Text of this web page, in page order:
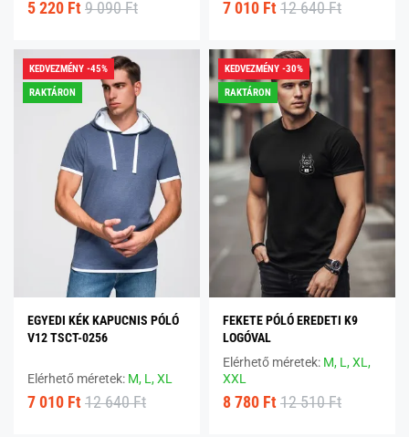
5 220 Ft 9 090 Ft 7 010 Ft 12 640 Ft
KEDVEZMÉNY -45%
RAKTÁRON
EGYEDI KÉK KAPUCNIS PÓLÓ
V12 TSCT-0256
Elérhető méretek: M, L,XL
7 010 Ft 12 640 Ft
KEDVEZMÉNY -30%
RAKTÁRON
FEKETE PÓLÓ EREDETI K9
LOGÓVAL
Elérhető méretek: M, L,XL,
XXL
8 780 Ft 12 510 Ft